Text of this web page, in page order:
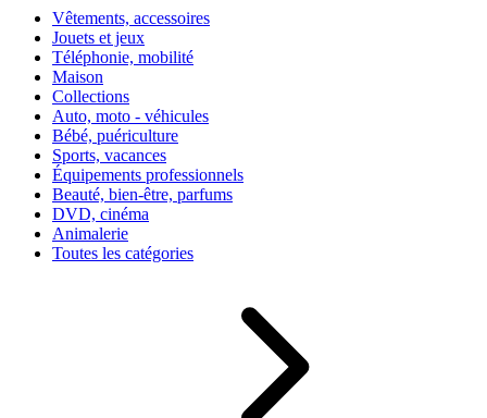
Vêtements, accessoires
Jouets et jeux
Téléphonie, mobilité
Maison
Collections
Auto, moto - véhicules
Bébé, puériculture
Sports, vacances
Équipements professionnels
Beauté, bien-être, parfums
DVD, cinéma
Animalerie
Toutes les catégories